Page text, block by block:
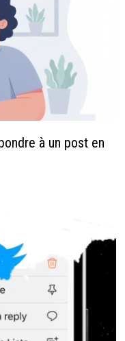
à un post en